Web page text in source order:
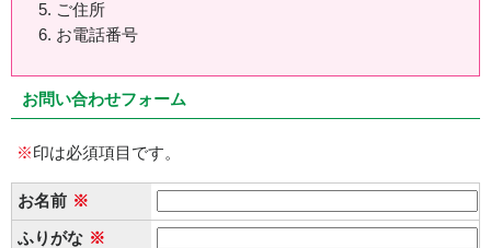
ご住所
お電話番号
お問い合わせフォーム
※印は必須項目です。
お名前 ※
ふりがな ※